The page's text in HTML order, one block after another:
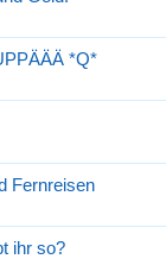
*Q*
Fernreisen
ihr so?